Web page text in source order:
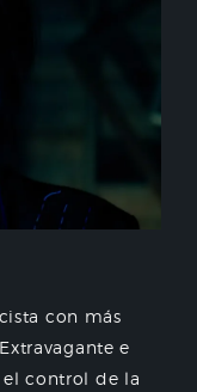
con más
e
control de la